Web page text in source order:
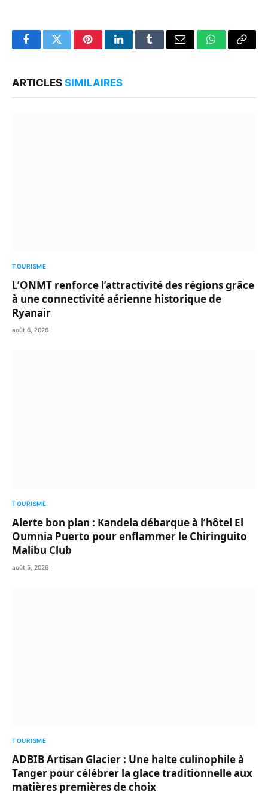
FacebookTwitterPinterestLinkedInTumblrEmail WhatsApp
Copy
ARTICLES SIMILAIRES
TOURISME
L’ONMT renforce l’attractivité des régions grâce
à une connectivité aérienne historique de
Ryanair
août 6, 2026
TOURISME
Alerte bon plan : Kandela débarque à l’hôtel El
Oumnia Puerto pour enflammer le Chiringuito
Malibu Club
août 5, 2026
TOURISME
ADBIB Artisan Glacier : Une halte culinophile à
Tanger pour célébrer la glace traditionnelle aux
matières premières de choix